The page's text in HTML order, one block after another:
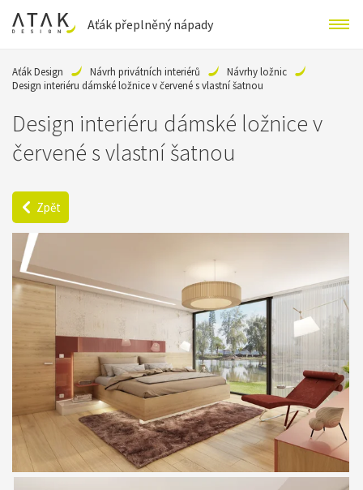
Aťák přeplněný nápady
Aťák Design Návrh privátních interiérů
Návrhy ložnic
Design interiéru dámské ložnice v červené s vlastní šatnou
Design interiéru dámské ložnice v
červené s vlastní šatnou
Zpět